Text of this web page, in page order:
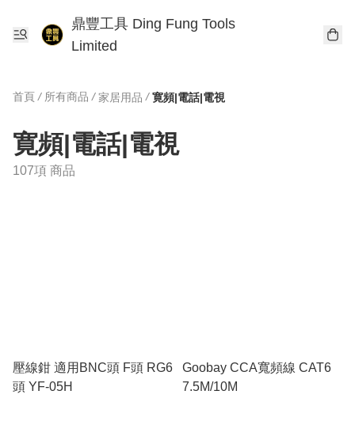
鼎豐工具 Ding Fung Tools
Limited
首頁 / 所有商品 / 家居用品 / 寛頻|電話|電視
寛頻|電話|電視
107項 商品
壓線鉗 適用BNC頭 F頭 RG6
頭 YF-05H
Goobay CCA寬頻線 CAT6
7.5M/10M